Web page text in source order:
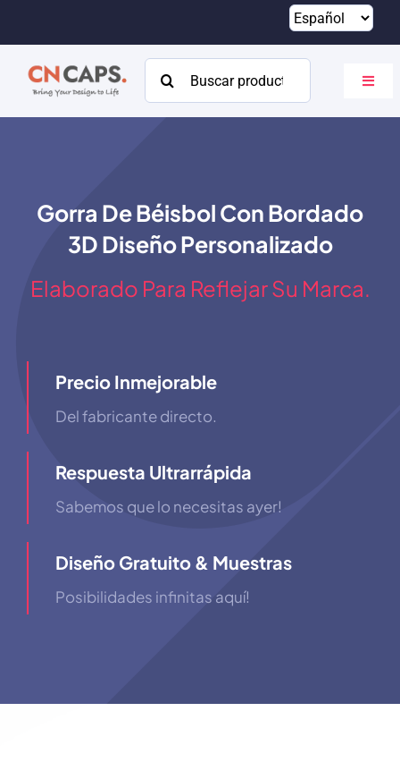
contenido
Buscar:
Catalogar
Gorra De Béisbol Con Bordado
3D Diseño Personalizado
Elaborado Para Reflejar Su Marca.
Precio Inmejorable
Del fabricante directo.
Respuesta Ultrarrápida
Sabemos que lo necesitas ayer!
Diseño Gratuito & Muestras
Posibilidades infinitas aquí!